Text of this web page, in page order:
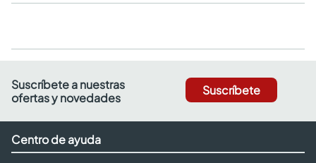
Suscríbete a nuestras
ofertas y novedades
Suscríbete
Centro de ayuda